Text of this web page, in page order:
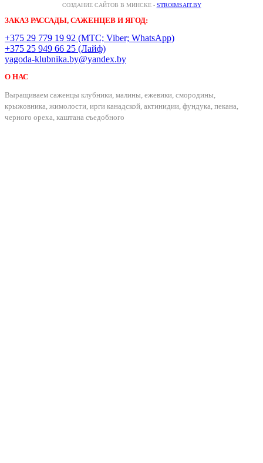
СОЗДАНИЕ САЙТОВ В МИНСКЕ - STROIMSAIT.BY
ЗАКАЗ РАССАДЫ, САЖЕНЦЕВ И ЯГОД:
+375 29 779 19 92 (МТС; Viber; WhatsApp)
+375 25 949 66 25 (Лайф)
yagoda-klubnika.by@yandex.by
О НАС
Выращиваем саженцы клубники, малины, ежевики, смородины,
крыжовника, жимолости, ирги канадской, актинидии, фундука, пекана,
черного ореха, каштана съедобного